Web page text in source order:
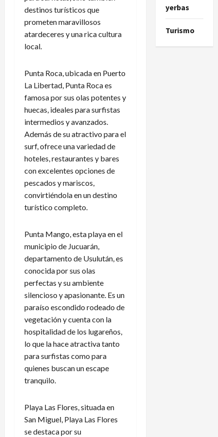
destinos turísticos que
prometen maravillosos
atardeceres y una rica cultura
local.
Punta Roca, ubicada en Puerto
La Libertad, Punta Roca es
famosa por sus olas potentes y
huecas, ideales para surfistas
intermedios y avanzados.
Además de su atractivo para el
surf, ofrece una variedad de
hoteles, restaurantes y bares
con excelentes opciones de
pescados y mariscos,
convirtiéndola en un destino
turístico completo.
Punta Mango, esta playa en el
municipio de Jucuarán,
departamento de Usulután, es
conocida por sus olas
perfectas y su ambiente
silencioso y apasionante. Es un
paraíso escondido rodeado de
vegetación y cuenta con la
hospitalidad de los lugareños,
lo que la hace atractiva tanto
para surfistas como para
quienes buscan un escape
tranquilo.
Playa Las Flores, situada en
San Miguel, Playa Las Flores
se destaca por su
yerbas
Turismo